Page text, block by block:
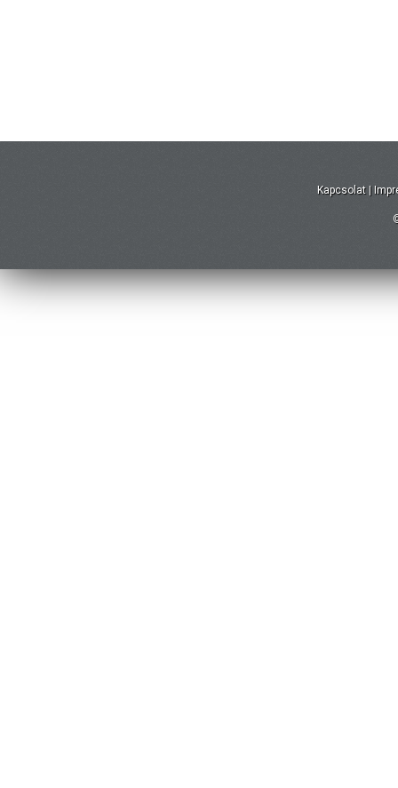
Kapcsolat |